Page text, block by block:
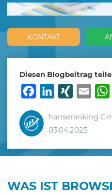
KONTAKT
Diesen Blogbeitrag
FacebookLinkedIn
XING Email
hanseranking
03.04.2025
WAS IST